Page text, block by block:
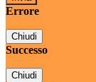
Errore
Chiudi
Successo
Chiudi